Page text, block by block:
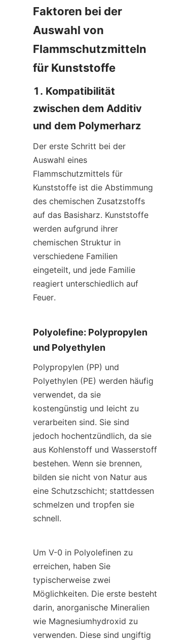
Faktoren bei der
Auswahl von
Flammschutzmitteln
für Kunststoffe
1. Kompatibilität
zwischen dem Additiv
und dem Polymerharz
Der erste Schritt bei der
Auswahl eines
Flammschutzmittels für
Kunststoffe ist die Abstimmung
des chemischen Zusatzstoffs
auf das Basisharz. Kunststoffe
werden aufgrund ihrer
chemischen Struktur in
verschiedene Familien
eingeteilt, und jede Familie
reagiert unterschiedlich auf
Feuer.
Polyolefine: Polypropylen
und Polyethylen
Polypropylen (PP) und
Polyethylen (PE) werden häufig
verwendet, da sie
kostengünstig und leicht zu
verarbeiten sind. Sie sind
jedoch hochentzündlich, da sie
aus Kohlenstoff und Wasserstoff
bestehen. Wenn sie brennen,
bilden sie nicht von Natur aus
eine Schutzschicht; stattdessen
schmelzen und tropfen sie
schnell.
Um V-0 in Polyolefinen zu
erreichen, haben Sie
typischerweise zwei
Möglichkeiten. Die erste besteht
darin, anorganische Mineralien
wie Magnesiumhydroxid zu
verwenden. Diese sind ungiftig